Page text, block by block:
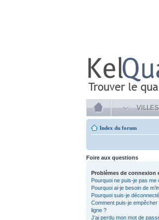
Index du forum
Foire aux questions
Problèmes de connexion
Pourquoi ne puis-je pas me
Pourquoi ai-je besoin de
Pourquoi suis-je
Comment puis-je empêcher
ligne ?
J’ai perdu mon mot de